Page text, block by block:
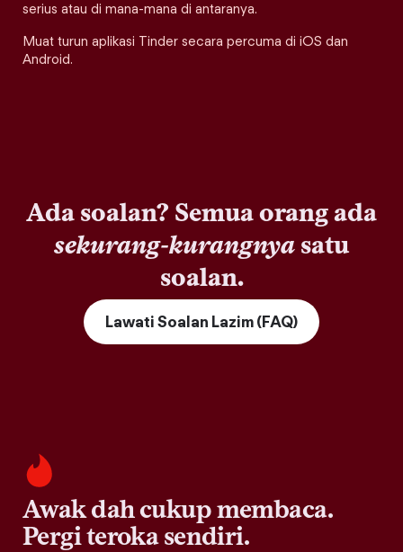
serius atau di mana-mana di antaranya.
Muat turun aplikasi Tinder secara percuma di iOS dan
Android.
Ada soalan? Semua orang ada
sekurang-kurangnya satu
soalan.
Lawati Soalan Lazim (FAQ)
Awak dah cukup membaca.
Pergi teroka sendiri.